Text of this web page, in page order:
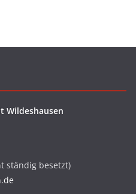
Wildeshausen
ständig besetzt)